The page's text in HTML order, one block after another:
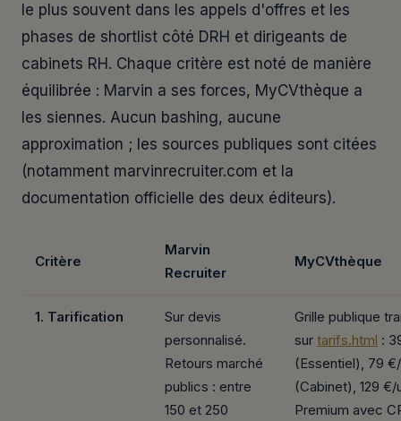
le plus souvent dans les appels d'offres et les
phases de shortlist côté DRH et dirigeants de
cabinets RH. Chaque critère est noté de manière
équilibrée : Marvin a ses forces, MyCVthèque a
les siennes. Aucun bashing, aucune
approximation ; les sources publiques sont citées
(notamment marvinrecruiter.com et la
documentation officielle des deux éditeurs).
Critère
Marvin
Recruiter
MyCVthèque
1. Tarification
Sur devis
personnalisé.
Retours marché
publics : entre
150 et 250
Grille publique
sur tarifs.html :
(Essentiel), 79
(Cabinet), 129
Premium avec